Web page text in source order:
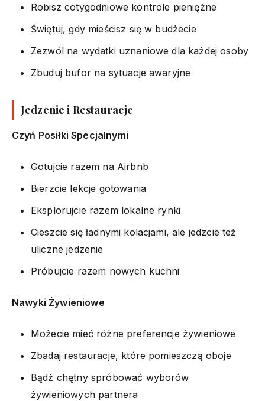
Robisz cotygodniowe kontrole pieniężne
Świętuj, gdy mieścisz się w budżecie
Zezwól na wydatki uznaniowe dla każdej osoby
Zbuduj bufor na sytuacje awaryjne
Jedzenie i Restauracje
Czyń Posiłki Specjalnymi
Gotujcie razem na Airbnb
Bierzcie lekcje gotowania
Eksplorujcie razem lokalne rynki
Cieszcie się ładnymi kolacjami, ale jedzcie też
uliczne jedzenie
Próbujcie razem nowych kuchni
Nawyki Żywieniowe
Możecie mieć różne preferencje żywieniowe
Zbadaj restauracje, które pomieszczą oboje
Bądź chętny spróbować wyborów
żywieniowych partnera